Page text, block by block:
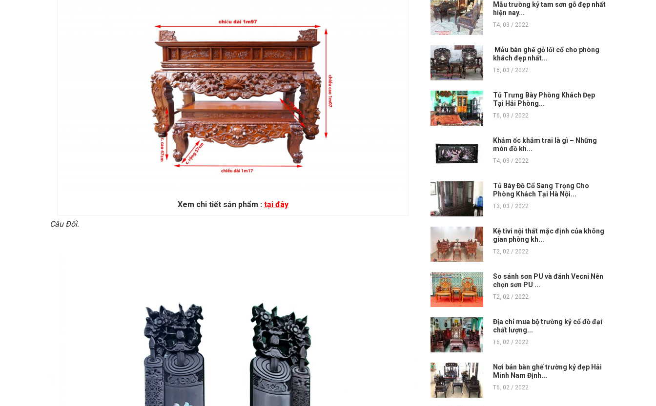
Xem chi tiết sản phẩm : tại đây
Câu Đối.
Mẫu trường kỷ tam sơn gỗ đẹp nhất
hiện nay...
T4, 03 / 2022
Mẫu bàn ghế gỗ lối cổ cho phòng
khách đẹp nhất...
T6, 03 / 2022
Tủ Trưng Bày Phòng Khách Đẹp
Tại Hải Phòng...
T6, 03 / 2022
Khảm ốc khảm trai là gì – Những
món đồ kh...
T4, 03 / 2022
Tủ Bày Đồ Cổ Sang Trọng Cho
Phòng Khách Tại Hà Nội...
T3, 03 / 2022
Kệ tivi nội thất mặc định của không
gian phòng kh...
T2, 02 / 2022
So sánh sơn PU và đánh Vecni Nên
chọn sơn PU ...
T2, 02 / 2022
Địa chỉ mua bộ trường kỷ cổ đồ đại
chất lượng...
T6, 02 / 2022
Nơi bán bàn ghế trường kỷ đẹp Hải
Minh Nam Định...
T6, 02 / 2022